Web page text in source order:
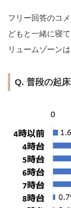
フリー回答のコ
どもと一緒に寝
リュームゾーン
Q. 普段の起